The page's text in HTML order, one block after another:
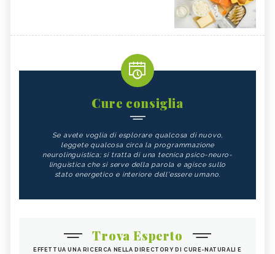
Cure consiglia
Se avete voglia di esplorare qualcosa di nuovo,
leggete qualcosa circa la programmazione
neurolinguistica; si tratta di una tecnica psico-neuro-
linguistica che si serve della parola e agisce sullo
stato energetico e interiore dell'essere umano.
Trova Esperto
EFFETTUA UNA RICERCA NELLA DIRECTORY DI CURE-NATURALI E